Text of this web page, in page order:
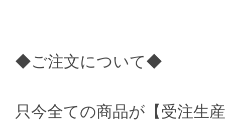
◆ご注文について◆
只今全ての商品が【受注生